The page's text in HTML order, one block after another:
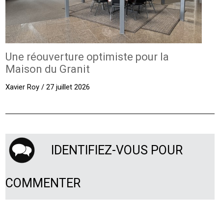
Une réouverture optimiste pour la
Maison du Granit
Xavier Roy / 27 juillet 2026
IDENTIFIEZ-VOUS POUR
COMMENTER